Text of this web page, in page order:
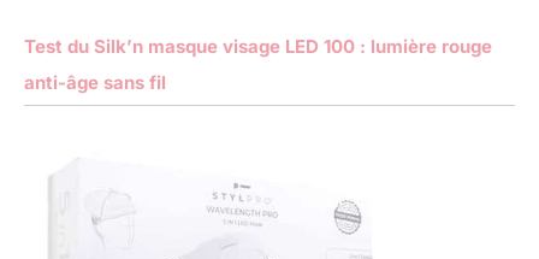
Test du Silk’n masque visage LED 100 : lumière rouge
anti-âge sans fil